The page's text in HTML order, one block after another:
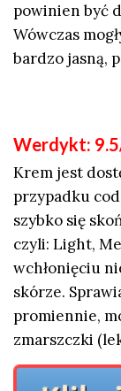
powinien być
Wówczas
bardzo jasną,
Werdykt:
Krem jest
przypadku
szybko się
czyli: Light,
wchłonięciu
skórze.
promiennie,
zmarszczki